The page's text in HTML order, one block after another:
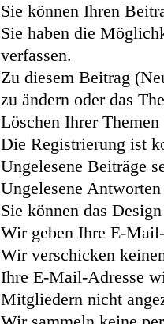
Sie können Ihren
Sie haben die
verfassen.
Zu diesem Beitrag
zu ändern oder das
Löschen Ihrer
Die Registrierung ist
Ungelesene Beiträge
Ungelesene
Sie können das
Wir geben Ihre E-
Wir verschicken
Ihre E-Mail-Adresse
Mitgliedern nicht